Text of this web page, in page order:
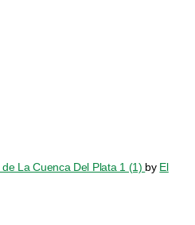
La Cuenca Del Plata 1 (1) by El